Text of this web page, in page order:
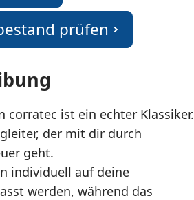
prüfen
corratec ist ein echter Klassiker.
der mit dir durch
geht.
individuell auf deine
werden, während das